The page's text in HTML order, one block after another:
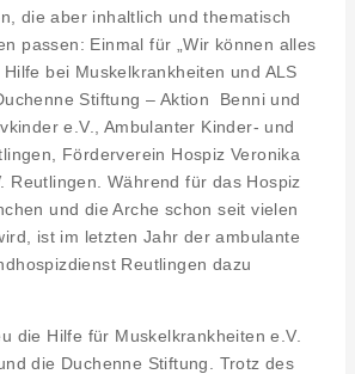
die aber inhaltlich und thematisch
passen: Einmal für „Wir können alles
bei Muskelkrankheiten und ALS
Stiftung – Aktion Benni und
e.V., Ambulanter Kinder- und
Förderverein Hospiz Veronika
Reutlingen. Während für das Hospiz
und die Arche schon seit vielen
ist im letzten Jahr der ambulante
Reutlingen dazu
die Hilfe für Muskelkrankheiten e.V.
die Duchenne Stiftung. Trotz des